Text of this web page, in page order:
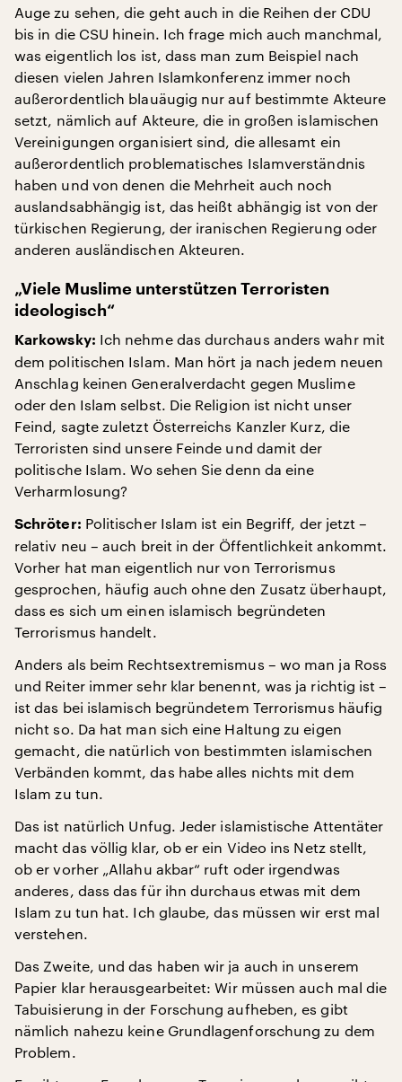
Auge zu sehen, die geht auch in die Reihen der CDU
bis in die CSU hinein. Ich frage mich auch manchmal,
was eigentlich los ist, dass man zum Beispiel nach
diesen vielen Jahren Islamkonferenz immer noch
außerordentlich blauäugig nur auf bestimmte Akteure
setzt, nämlich auf Akteure, die in großen islamischen
Vereinigungen organisiert sind, die allesamt ein
außerordentlich problematisches Islamverständnis
haben und von denen die Mehrheit auch noch
auslandsabhängig ist, das heißt abhängig ist von der
türkischen Regierung, der iranischen Regierung oder
anderen ausländischen Akteuren.
„Viele Muslime unterstützen Terroristen
ideologisch“
Karkowsky: Ich nehme das durchaus anders wahr mit
dem politischen Islam. Man hört ja nach jedem neuen
Anschlag keinen Generalverdacht gegen Muslime
oder den Islam selbst. Die Religion ist nicht unser
Feind, sagte zuletzt Österreichs Kanzler Kurz, die
Terroristen sind unsere Feinde und damit der
politische Islam. Wo sehen Sie denn da eine
Verharmlosung?
Schröter: Politischer Islam ist ein Begriff, der jetzt –
relativ neu – auch breit in der Öffentlichkeit ankommt.
Vorher hat man eigentlich nur von Terrorismus
gesprochen, häufig auch ohne den Zusatz überhaupt,
dass es sich um einen islamisch begründeten
Terrorismus handelt.
Anders als beim Rechtsextremismus – wo man ja Ross
und Reiter immer sehr klar benennt, was ja richtig ist –
ist das bei islamisch begründetem Terrorismus häufig
nicht so. Da hat man sich eine Haltung zu eigen
gemacht, die natürlich von bestimmten islamischen
Verbänden kommt, das habe alles nichts mit dem
Islam zu tun.
Das ist natürlich Unfug. Jeder islamistische Attentäter
macht das völlig klar, ob er ein Video ins Netz stellt,
ob er vorher „Allahu akbar“ ruft oder irgendwas
anderes, dass das für ihn durchaus etwas mit dem
Islam zu tun hat. Ich glaube, das müssen wir erst mal
verstehen.
Das Zweite, und das haben wir ja auch in unserem
Papier klar herausgearbeitet: Wir müssen auch mal die
Tabuisierung in der Forschung aufheben, es gibt
nämlich nahezu keine Grundlagenforschung zu dem
Problem.